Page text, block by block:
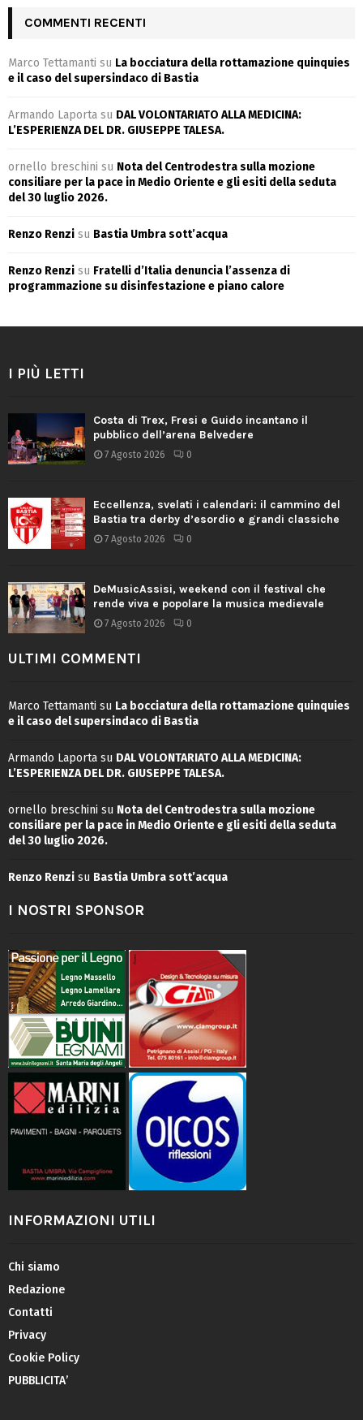
COMMENTI RECENTI
Marco Tettamanti su La bocciatura della rottamazione quinquies
e il caso del supersindaco di Bastia
Armando Laporta su DAL VOLONTARIATO ALLA MEDICINA:
L’ESPERIENZA DEL DR. GIUSEPPE TALESA.
ornello breschini su Nota del Centrodestra sulla mozione
consiliare per la pace in Medio Oriente e gli esiti della seduta
del 30 luglio 2026.
Renzo Renzi su Bastia Umbra sott’acqua
Renzo Renzi su Fratelli d’Italia denuncia l’assenza di
programmazione su disinfestazione e piano calore
I PIÙ LETTI
Costa di Trex, Fresi e Guido incantano il
pubblico dell’arena Belvedere
7 Agosto 2026 0
Eccellenza, svelati i calendari: il cammino del
Bastia tra derby d’esordio e grandi classiche
7 Agosto 2026 0
DeMusicAssisi, weekend con il festival che
rende viva e popolare la musica medievale
7 Agosto 2026 0
ULTIMI COMMENTI
Marco Tettamanti su La bocciatura della rottamazione quinquies
e il caso del supersindaco di Bastia
Armando Laporta su DAL VOLONTARIATO ALLA MEDICINA:
L’ESPERIENZA DEL DR. GIUSEPPE TALESA.
ornello breschini su Nota del Centrodestra sulla mozione
consiliare per la pace in Medio Oriente e gli esiti della seduta
del 30 luglio 2026.
Renzo Renzi su Bastia Umbra sott’acqua
I NOSTRI SPONSOR
INFORMAZIONI UTILI
Chi siamo
Redazione
Contatti
Privacy
Cookie Policy
PUBBLICITA’